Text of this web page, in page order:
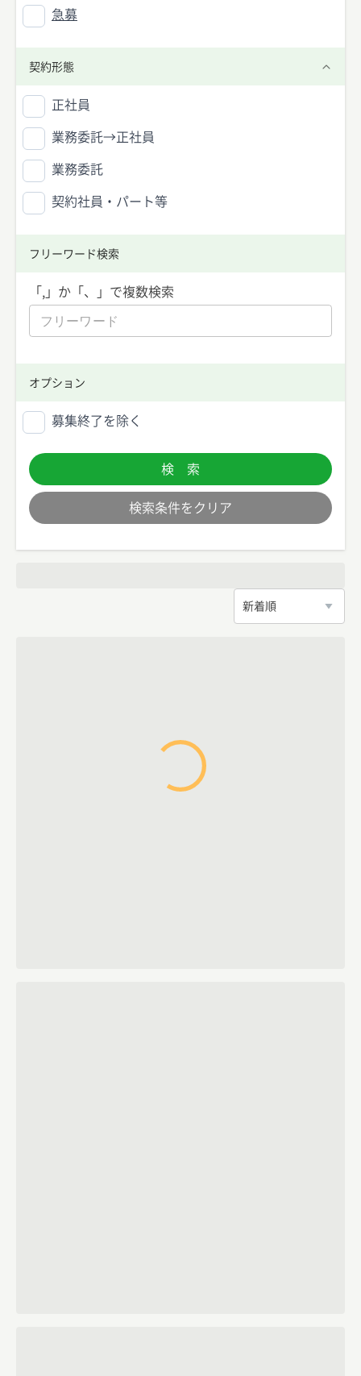
急募
契約形態
正社員
業務委託→正社員
業務委託
契約社員・パート等
フリーワード検索
「,」か「、」で複数検索
オプション
募集終了を除く
検 索
検索条件をクリア